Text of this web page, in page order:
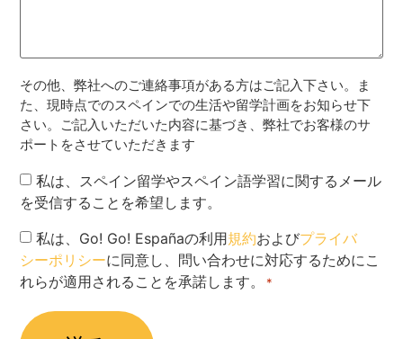
その他、弊社へのご連絡事項がある方はご記入下さい。ま
た、現時点でのスペインでの生活や留学計画をお知らせ下
さい。ご記入いただいた内容に基づき、弊社でお客様のサ
ポートをさせていただきます
Newsletter
私は、スペイン留学やスペイン語学習に関するメール
を受信することを希望します。
Privacy
Policy
*
私は、Go! Go! Españaの利用規約およびプライバ
シーポリシーに同意し、問い合わせに対応するためにこ
れらが適用されることを承諾します。
*